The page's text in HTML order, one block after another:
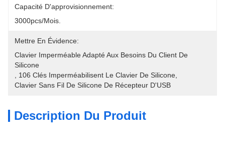
Capacité D'approvisionnement:
3000pcs/mois.
Mettre En Évidence:
Clavier Imperméable Adapté Aux Besoins Du Client De
Silicone
106 Clés Imperméabilisent Le Clavier De Silicone
Clavier Sans Fil De Silicone De Récepteur D'USB
Description Du Produit